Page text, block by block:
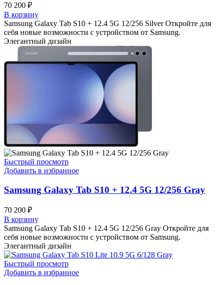
70 200 ₽
В корзину
Samsung Galaxy Tab S10 + 12.4 5G 12/256 Silver Откройте для
себя новые возможности с устройством от Samsung.
Элегантный дизайн
Быстрый просмотр
Добавить в избранное
Samsung Galaxy Tab S10 + 12.4 5G 12/256 Gray
70 200 ₽
В корзину
Samsung Galaxy Tab S10 + 12.4 5G 12/256 Gray Откройте для
себя новые возможности с устройством от Samsung.
Элегантный дизайн
Быстрый просмотр
Добавить в избранное